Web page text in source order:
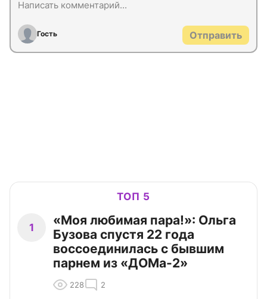
Гость Отправить
ТОП 5
1
«Моя любимая пара!»: Ольга
Бузова спустя 22 года
воссоединилась с бывшим
парнем из «ДОМа-2»
228 2